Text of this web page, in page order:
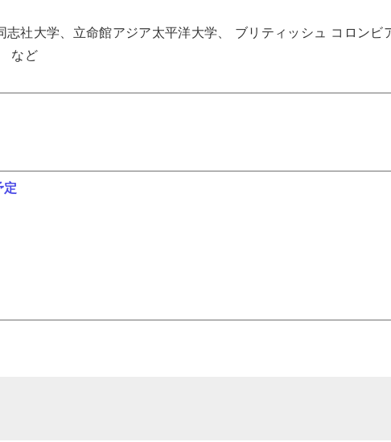
社大学、立命館アジア太平洋大学、 ブリティッシュ コロンビ
など
定